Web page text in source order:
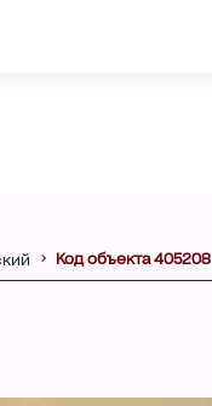
Код объекта 405208